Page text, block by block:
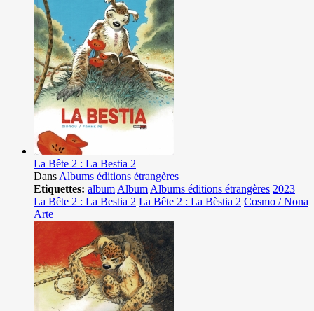
La Bête 2 : La Bestia 2
Dans Albums éditions étrangères
Etiquettes: album Album Albums éditions étrangères 2023
La Bête 2 : La Bestia 2 La Bête 2 : La Bèstia 2 Cosmo / Nona
Arte